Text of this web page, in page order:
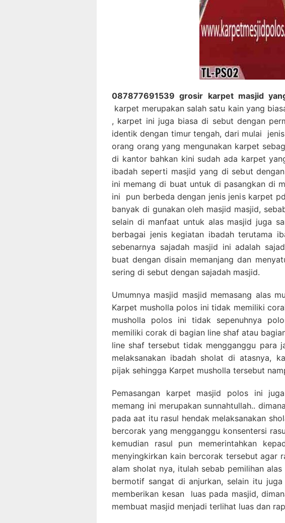
087877691539 grosir karpet masjid
karpet merupakan salah satu kain yang
, karpet ini juga biasa di sebut dengan
identik dengan timur tengah, dari mulai
orang orang yang mengunakan karpet
di kantor bahkan kini sudah ada karpet
ibadah seperti masjid yang di sebut
ini memang di buat untuk di pasangkan di
ini pun berbeda dengan jenis jenis karpet
banyak di gunakan oleh masjid masjid,
selain di manfaat untuk alas masjid juga
berbagai jenis kegiatan ibadah terutama
sebenarnya sajadah masjid ini adalah
buat dengan disain memanjang dan
sering di sebut dengan sajadah masjid.
Umumnya masjid masjid memasang alas
Karpet musholla polos ini tidak memiliki
musholla polos ini tidak sepenuhnya
memiliki corak di bagian line shaf atau
line shaf tersebut tidak mengganggu para
melaksanakan ibadah sholat di atasnya,
pijak sehingga Karpet musholla tersebut
Pemasangan karpet masjid polos ini
memang ini merupakan sunnahtullah..
pada aat itu rasul hendak melaksanakan
bercorak yang mengganggu konsentersi
kemudian rasul pun memerintahkan
menyingkirkan kain bercorak tersebut agar
alam sholat nya, itulah sebab pemilihan
bermotif sangat di anjurkan, selain itu
memberikan kesan luas pada masjid,
membuat masjid menjadi terlihat luas dan